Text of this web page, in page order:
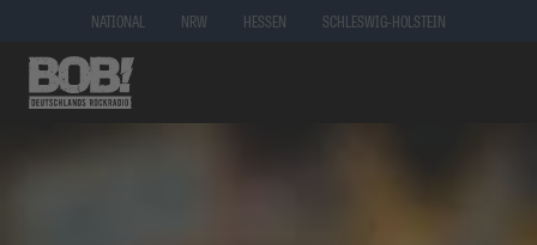
NATIONAL NRW HESSEN SCHLESWIG-HOLSTEIN